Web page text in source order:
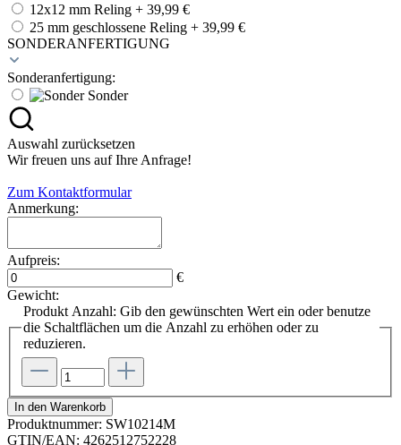
12x12 mm Reling + 39,99 €
25 mm geschlossene Reling + 39,99 €
SONDERANFERTIGUNG
Sonderanfertigung:
Sonder
Auswahl zurücksetzen
Wir freuen uns auf Ihre Anfrage!
Zum Kontaktformular
Anmerkung:
Aufpreis:
€
Gewicht:
Produkt Anzahl: Gib den gewünschten Wert ein oder benutze
die Schaltflächen um die Anzahl zu erhöhen oder zu
reduzieren.
In den Warenkorb
Produktnummer: SW10214M
GTIN/EAN: 4262512752228